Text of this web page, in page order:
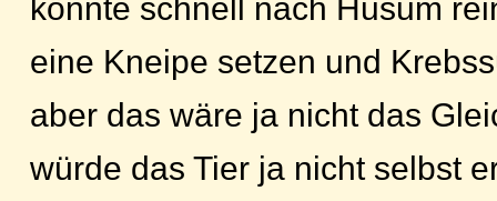
könnte schnell nach Husum
eine Kneipe setzen und
aber das wäre ja nicht das
würde das Tier ja nicht selbst